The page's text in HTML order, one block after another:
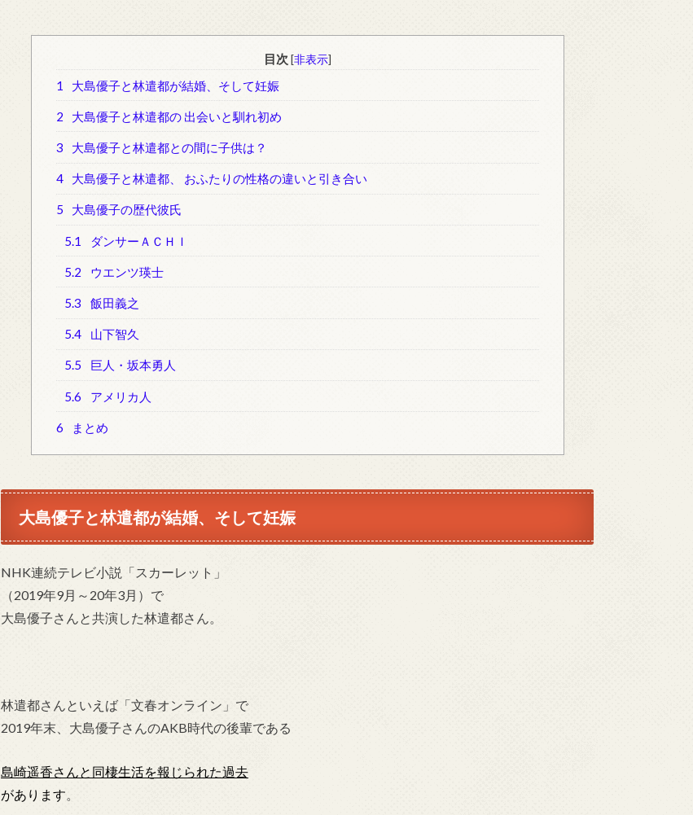
目次 [非表示]
1 大島優子と林遣都が結婚、そして妊娠
2 大島優子と林遣都の 出会いと馴れ初め
3 大島優子と林遣都との間に子供は？
4 大島優子と林遣都、 おふたりの性格の違いと引き合い
5 大島優子の歴代彼氏
5.1 ダンサーＡＣＨＩ
5.2 ウエンツ瑛士
5.3 飯田義之
5.4 山下智久
5.5 巨人・坂本勇人
5.6 アメリカ人
6 まとめ
大島優子と林遣都が結婚、そして妊娠
NHK連続テレビ小説「スカーレット」
（2019年9月～20年3月） で
大島優子さんと共演した林遣都さん。
林遣都さんといえば「文春オンライン」で
2019年末、大島優子さんのAKB時代の後輩である
島崎遥香さんと同棲生活を報じられた過去
があります。